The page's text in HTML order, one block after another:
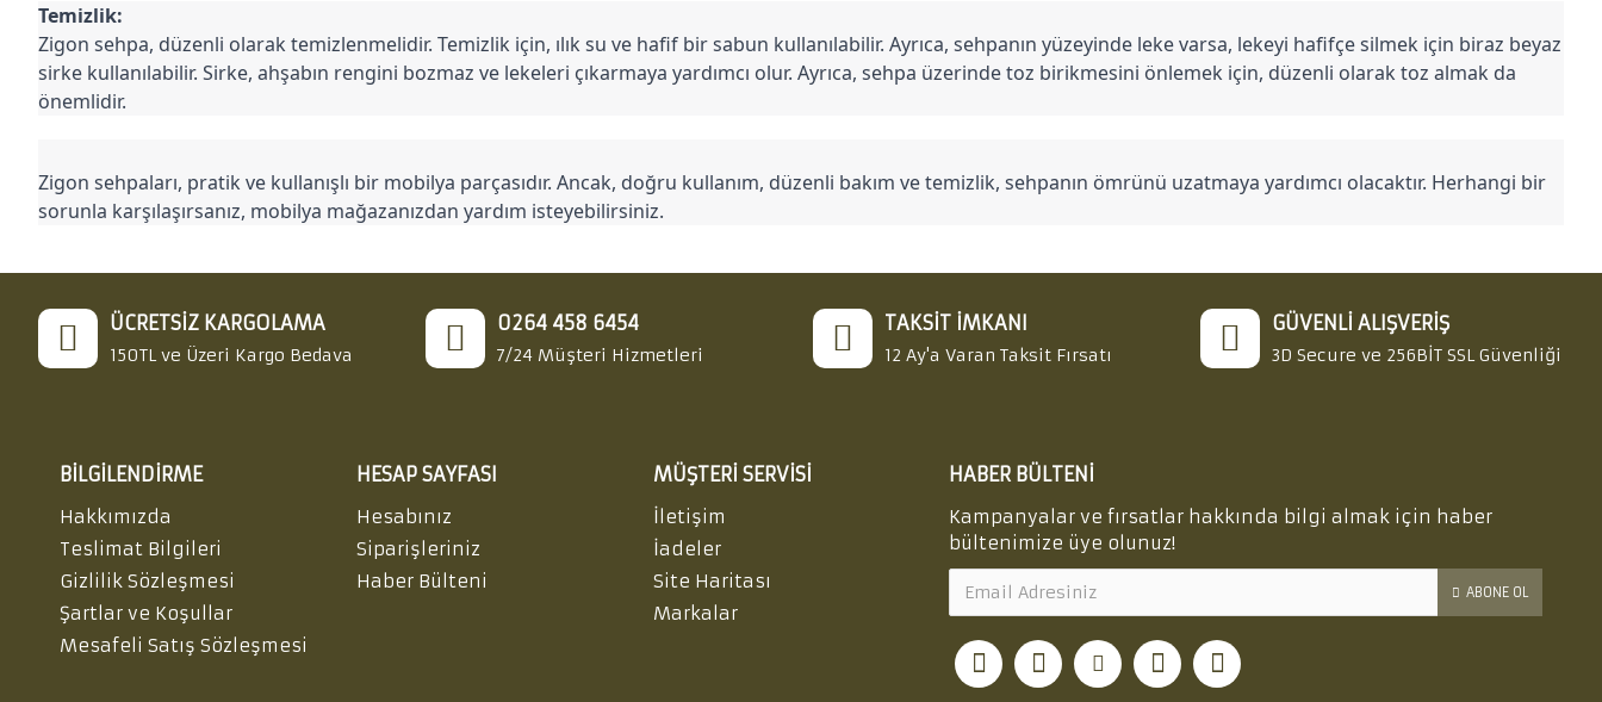
Temizlik:
Zigon sehpa, düzenli olarak temizlenmelidir. Temizlik için, ılık su ve hafif bir sabun kullanılabilir. Ayrıca, sehpanın yüzeyinde leke varsa, lekeyi hafifçe silmek için biraz beyaz
sirke kullanılabilir. Sirke, ahşabın rengini bozmaz ve lekeleri çıkarmaya yardımcı olur. Ayrıca, sehpa üzerinde toz birikmesini önlemek için, düzenli olarak toz almak da
önemlidir.
Zigon sehpaları, pratik ve kullanışlı bir mobilya parçasıdır. Ancak, doğru kullanım, düzenli bakım ve temizlik, sehpanın ömrünü uzatmaya yardımcı olacaktır. Herhangi bir
sorunla karşılaşırsanız, mobilya mağazanızdan yardım isteyebilirsiniz.
ÜCRETSIZ KARGOLAMA
150TL ve Üzeri Kargo Bedava
0264 458 6454
7/24 Müşteri Hizmetleri
TAKSIT İMKANI
12 Ay'a Varan Taksit Fırsatı
GÜVENLI ALIŞVERIŞ
3D Secure ve 256BİT SSL Güvenliği
BILGILENDIRME
Hakkımızda
Teslimat Bilgileri
Gizlilik Sözleşmesi
Şartlar ve Koşullar
Mesafeli Satış Sözleşmesi
HESAP SAYFASI
Hesabınız
Siparişleriniz
Haber Bülteni
MÜŞTERI SERVISI
İletişim
İadeler
Site Haritası
Markalar
HABER BÜLTENI
Kampanyalar ve fırsatlar hakkında bilgi almak için haber
bültenimize üye olunuz!
ABONE OL